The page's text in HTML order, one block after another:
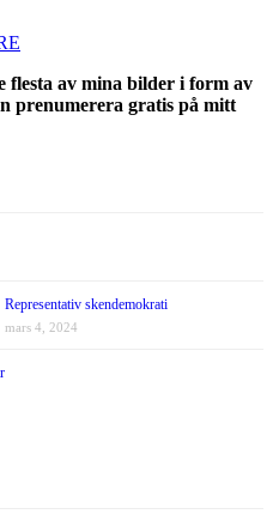
flesta av mina bilder i form av
prenumerera gratis på mitt
Representativ skendemokrati
mars 4, 2024